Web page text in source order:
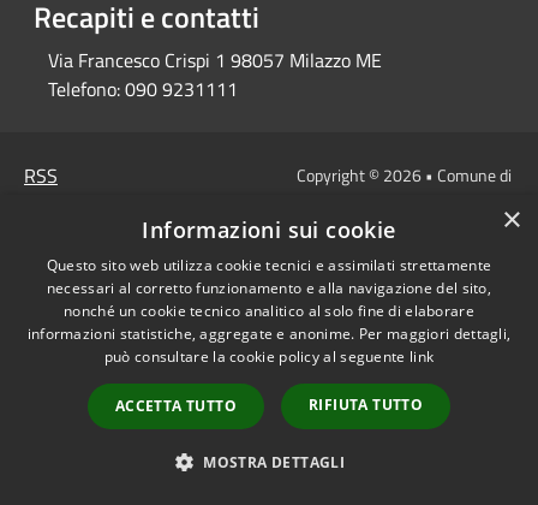
Recapiti e contatti
Via Francesco Crispi 1 98057 Milazzo ME
Telefono:090 9231111
RSS
Cookie
Mappa del sito
Copyright © 2026 • Comune di
Municipium
redazione
×
Informazioni sui cookie
Questo sito web utilizza cookie tecnici e assimilati strettamente
necessari al corretto funzionamento e alla navigazione del sito,
nonché un cookie tecnico analitico al solo fine di elaborare
informazioni statistiche, aggregate e anonime. Per maggiori dettagli,
può consultare la cookie policy al seguente link
ACCETTA TUTTO RIFIUTA TUTTO
MOSTRA DETTAGLI